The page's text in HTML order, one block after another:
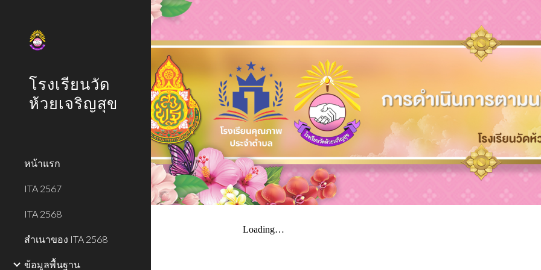
Skip to main content Skip to
โรงเรียนวัด
ห้วยเจริญสุข
หน้าแรก
ITA 2567
ITA 2568
สำเนาของ ITA 2568
ข้อมูลพื้นฐาน